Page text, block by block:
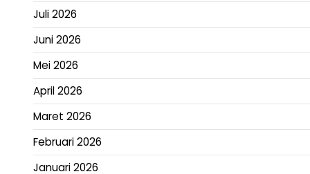
Juli 2026
Juni 2026
Mei 2026
April 2026
Maret 2026
Februari 2026
Januari 2026